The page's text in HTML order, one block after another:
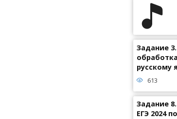
Задание
русскому
613
Задание
ЕГЭ 2024